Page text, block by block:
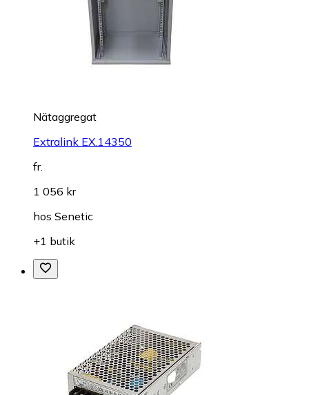
Nätaggregat
Extralink EX.14350
fr.
1 056 kr
hos Senetic
+1 butik